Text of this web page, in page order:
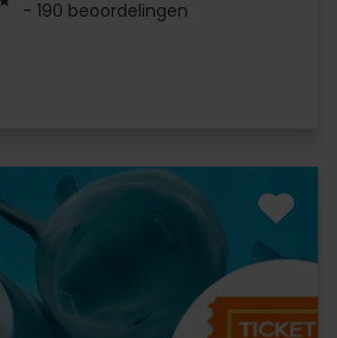
- 190 beoordelingen